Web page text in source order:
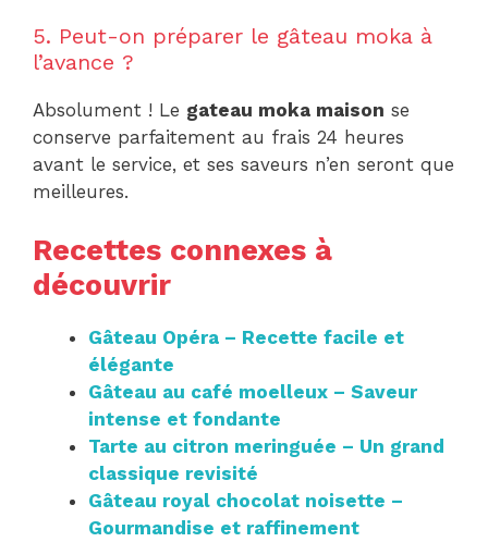
5. Peut-on préparer le gâteau moka à
l’avance ?
Absolument ! Le gateau moka maison se
conserve parfaitement au frais 24 heures
avant le service, et ses saveurs n’en seront que
meilleures.
Recettes connexes à
découvrir
Gâteau Opéra – Recette facile et
élégante
Gâteau au café moelleux – Saveur
intense et fondante
Tarte au citron meringuée – Un grand
classique revisité
Gâteau royal chocolat noisette –
Gourmandise et raffinement